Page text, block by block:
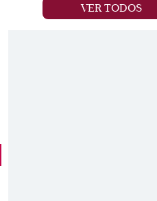
VER TODOS